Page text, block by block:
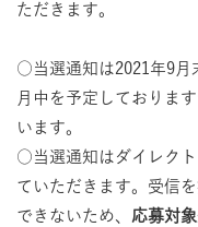
ただきます。
○当選通知は2021年9月
月中を予定しておりま
います。
○当選通知はダイレク
ていただきます。受信
できないため、 応募対